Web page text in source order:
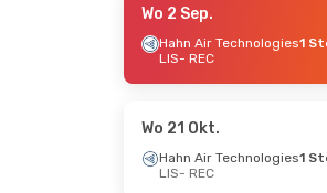
- Do 1 Okt.
Wo 2 Sep.
Hahn Air Technologies1
LIS- REC
Wo 21 Okt.
Hahn Air Technologies1
LIS- REC